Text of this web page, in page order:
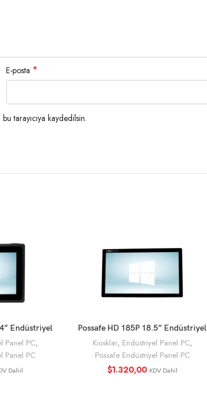
E-posta *
tarayıcıya kaydedilsin.
Endüstriyel
İşlemci
Panel PC,
Panel PC
Dahil
SEPETE EKLE
Possafe HD 185P 18.5” Endüstriyel
Panel Pc
Kiosklar, Endüstriyel Panel PC,
Possafe Endüstriyel Panel PC
$1.320,00 KDV Dahil